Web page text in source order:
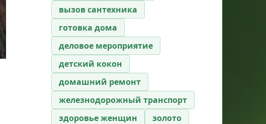
вызов сантехника
готовка дома
деловое мероприятие
детский кокон
домашний ремонт
железнодорожный транспорт
здоровье женщин
золото